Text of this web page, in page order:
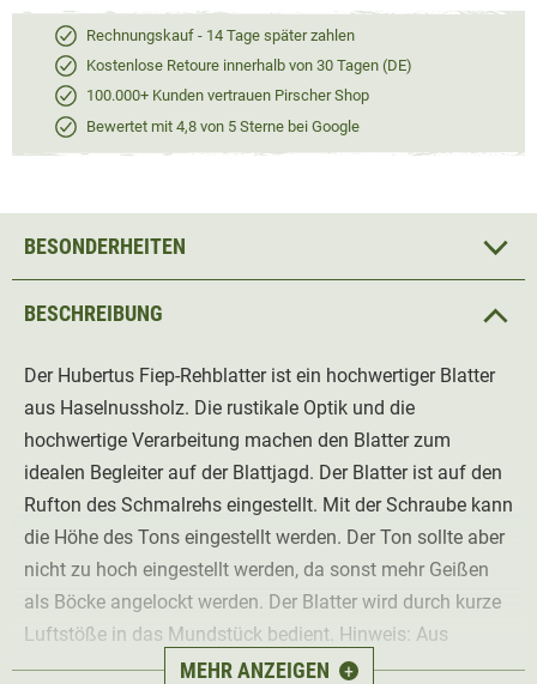
Rechnungskauf - 14 Tage später zahlen
Kostenlose Retoure innerhalb von 30 Tagen (DE)
100.000+ Kunden vertrauen Pirscher Shop
Bewertet mit 4,8 von 5 Sterne bei Google
BESCHREIBUNG
Der Hubertus Fiep-Rehblatter ist ein hochwertiger Blatter
aus Haselnussholz. Die rustikale Optik und die
hochwertige Verarbeitung machen den Blatter zum
idealen Begleiter auf der Blattjagd. Der Blatter ist auf den
Rufton des Schmalrehs eingestellt. Mit der Schraube kann
die Höhe des Tons eingestellt werden. Der Ton sollte aber
nicht zu hoch eingestellt werden, da sonst mehr Geißen
als Böcke angelockt werden. Der Blatter wird durch kurze
Luftstöße in das Mundstück bedient. Hinweis: Aus
hygienischen Gründen ist der Artikel vom Umtausch
MEHR ANZEIGEN +
BESONDERHEITEN